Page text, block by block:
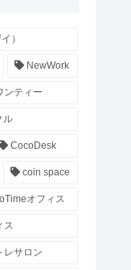
）
NewWork
ンティー
ル
CocoDesk
coin space
オフィス
ス
レサロン